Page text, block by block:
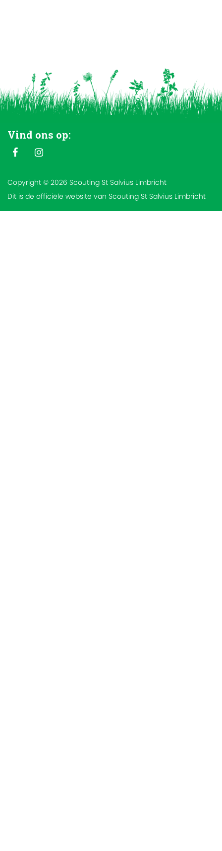
Vind ons op:
Copyright © 2026 Scouting St Salvius Limbricht
Dit is de officiële website van Scouting St Salvius Limbricht